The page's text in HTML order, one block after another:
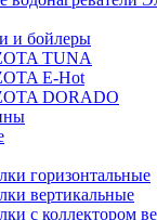
и бойлеры
TUNA
E-Hot
DORADO
горизонтальные
вертикальные
с коллектором